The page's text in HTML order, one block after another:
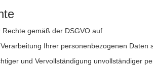
gemäß der DSGVO auf
Ihrer personenbezogenen Daten
und Vervollständigung unvollständiger